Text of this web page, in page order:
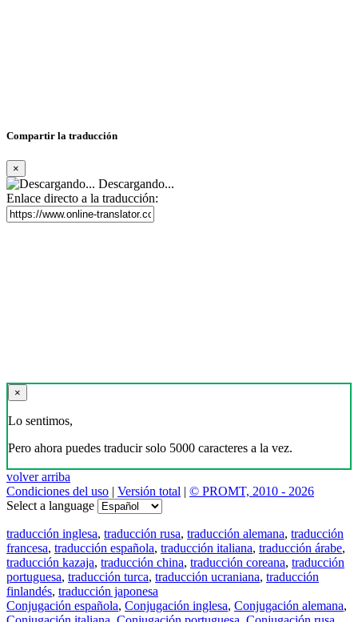
Compartir la traducción
×
Descargando...
Enlace directo a la traducción:
×
Lo sentimos,
Pero ahora puedes traducir solo 5000 caracteres a la vez.
volver arriba
Condiciones del uso | Versión total | © PROMT, 2010 - 2026
Select a language
traducción inglesa, traducción rusa, traducción alemana, traducción
francesa, traducción española, traducción italiana, traducción árabe,
traducción kazaja, traducción china, traducción coreana, traducción
portuguesa, traducción turca, traducción ucraniana, traducción
finlandés, traducción japonesa
Conjugación española, Conjugación inglesa, Conjugación alemana,